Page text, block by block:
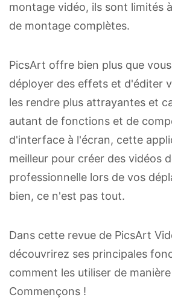
montage vidéo, ils sont limités
de montage complètes.
PicsArt offre bien plus que
déployer des effets et d'éditer
les rendre plus attrayantes et
autant de fonctions et de
d'interface à l'écran, cette
meilleur pour créer des vidéos
professionnelle lors de vos
bien, ce n'est pas tout.
Dans cette revue de PicsArt
découvrirez ses principales
comment les utiliser de
Commençons !